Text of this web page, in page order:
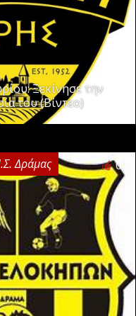
Ξεκίνησε την
του (Βίντεο)
Δράμας 0